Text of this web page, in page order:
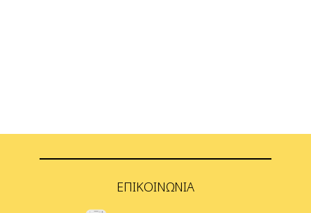
ΕΠΙΚΟΙΝΩΝΊΑ